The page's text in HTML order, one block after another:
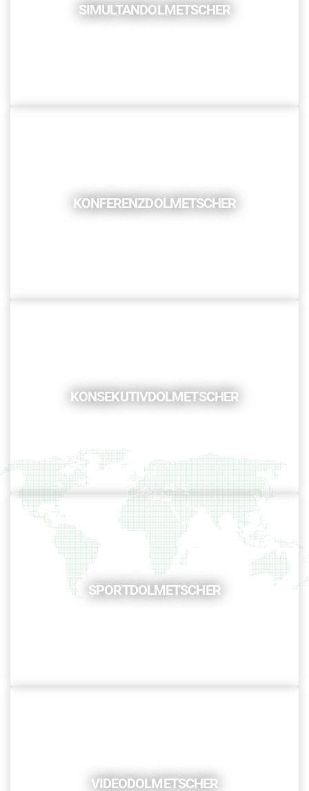
SIMULTANDOLMETSCHER
KONFERENZDOLMETSCHER
KONSEKUTIVDOLMETSCHER
SPORTDOLMETSCHER
VIDEODOLMETSCHER